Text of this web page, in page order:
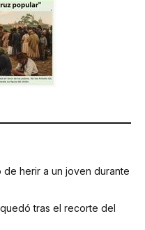
herir a un joven durante
tras el recorte del